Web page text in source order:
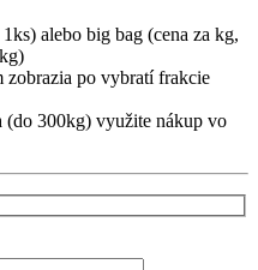
alebo big bag (cena za kg,
zobrazia po vybratí frakcie
(do 300kg) využite nákup vo